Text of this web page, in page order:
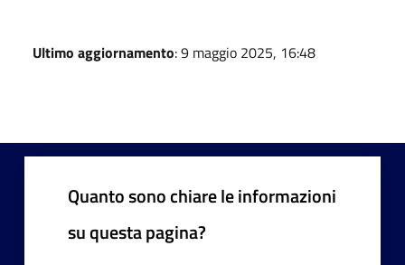
Ultimo aggiornamento: 9 maggio 2025, 16:48
Quanto sono chiare le informazioni
su questa pagina?